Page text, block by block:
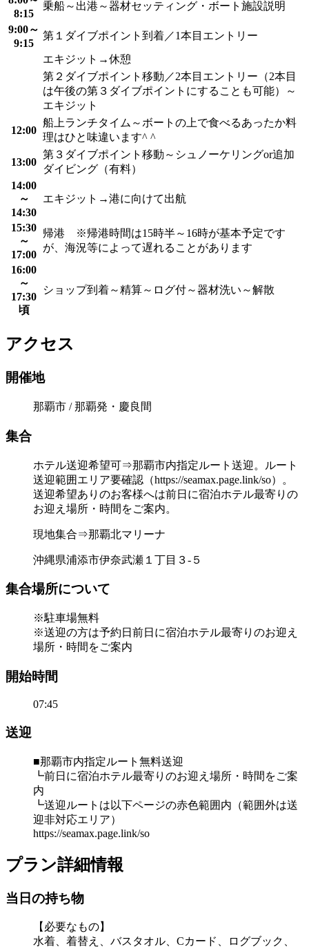
8:15
乗船～出港～器材セッティング・ボート施設説明
9:00～
9:15
第１ダイブポイント到着／1本目エントリー
エキジット→休憩
第２ダイブポイント移動／2本目エントリー（2本目
は午後の第３ダイブポイントにすることも可能）～
エキジット
12:00
船上ランチタイム～ボートの上で食べるあったか料
理はひと味違います^ ^
13:00
第３ダイブポイント移動～シュノーケリングor追加
ダイビング（有料）
14:00
～
14:30
エキジット→港に向けて出航
15:30
～
17:00
帰港 ※帰港時間は15時半～16時が基本予定です
が、海況等によって遅れることがあります
16:00
～
17:30
頃
ショップ到着～精算～ログ付～器材洗い～解散
アクセス
開催地
那覇市 / 那覇発・慶良間
集合
ホテル送迎希望可⇒那覇市内指定ルート送迎。ルート
送迎範囲エリア要確認（https://seamax.page.link/so）。
送迎希望ありのお客様へは前日に宿泊ホテル最寄りの
お迎え場所・時間をご案内。
現地集合⇒那覇北マリーナ
沖縄県浦添市伊奈武瀬１丁目３-５
集合場所について
※駐車場無料
※送迎の方は予約日前日に宿泊ホテル最寄りのお迎え
場所・時間をご案内
開始時間
07:45
送迎
■那覇市内指定ルート無料送迎
┗前日に宿泊ホテル最寄りのお迎え場所・時間をご案
内
┗送迎ルートは以下ページの赤色範囲内（範囲外は送
迎非対応エリア）
https://seamax.page.link/so
プラン詳細情報
当日の持ち物
【必要なもの】
水着、着替え、バスタオル、Cカード、ログブック、